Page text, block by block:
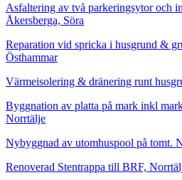
Asfaltering av två parkeringsytor och
Åkersberga, Söra
Reparation vid spricka i husgrund &
Östhammar
Värmeisolering & dränering runt
Byggnation av platta på mark inkl
Norrtälje
Nybyggnad av utomhuspool på tomt.
Renoverad Stentrappa till BRF,